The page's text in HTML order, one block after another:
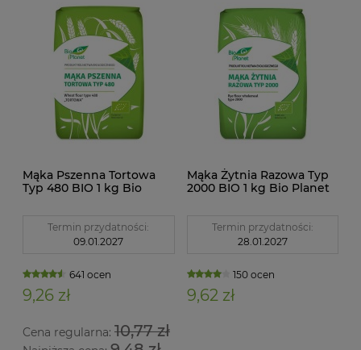
Mąka Pszenna Tortowa
Typ 480 BIO 1 kg Bio
Termin przydatności:
09.01.2027
641 ocen
9,26 zł
Cena regularna: 10,77 zł
Mąka Żytnia Razowa Typ
2000 BIO 1 kg Bio Planet
Termin przydatności:
28.01.2027
150 ocen
9,62 zł